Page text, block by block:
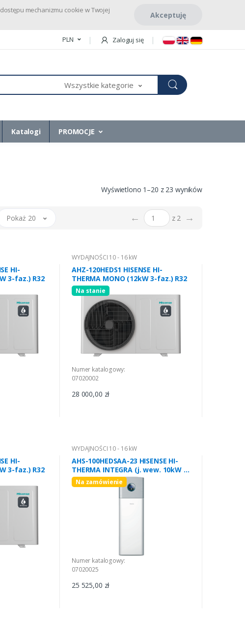
mechanizmu cookie w Twojej
Akceptuję
PLN Zaloguj się
Wszystkie kategorie
Katalogi PROMOCJE
Wyświetlono 1–20 z 23 wyników
Pokaż 20 ← z 2 →
HI-
3-faz.) R32
WYDAJNOŚCI 10 - 16 kW
AHZ-120HEDS1 HISENSE HI-
THERMA MONO (12kW 3-faz.) R32
Na stanie
Numer katalogowy:
07020002
28 000,00 zł
HI-
3-faz.) R32
WYDAJNOŚCI 10 - 16 kW
AHS-100HEDSAA-23 HISENSE HI-
THERMA INTEGRA (j. wew. 10kW 3-
faz.) R32
Na zamówienie
Numer katalogowy:
07020025
25 525,00 zł